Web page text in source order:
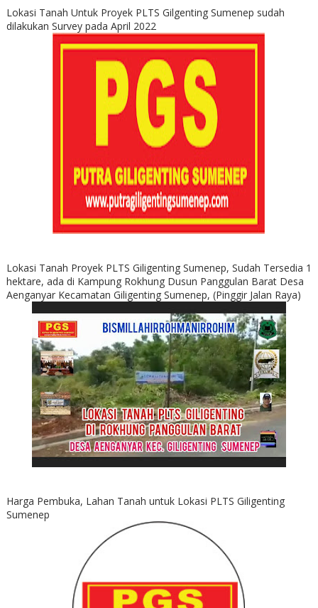
Lokasi Tanah Untuk Proyek PLTS Gilgenting Sumenep sudah
dilakukan Survey pada April 2022
Lokasi Tanah Proyek PLTS Giligenting Sumenep, Sudah Tersedia 1
hektare, ada di Kampung Rokhung Dusun Panggulan Barat Desa
Aenganyar Kecamatan Giligenting Sumenep, (Pinggir Jalan Raya)
Harga Pembuka, Lahan Tanah untuk Lokasi PLTS Giligenting
Sumenep